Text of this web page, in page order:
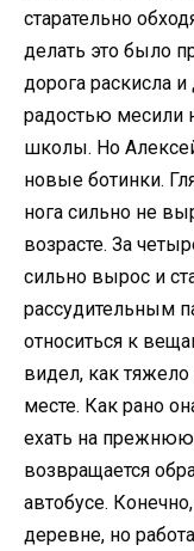
старательно
делать это было
дорога раскисла
радостью месили
школы. Но
новые ботинки.
нога сильно не
возрасте. За
сильно вырос и
рассудительным
относиться к
видел, как
месте. Как рано
ехать на прежнюю
возвращается
автобусе.
деревне, но